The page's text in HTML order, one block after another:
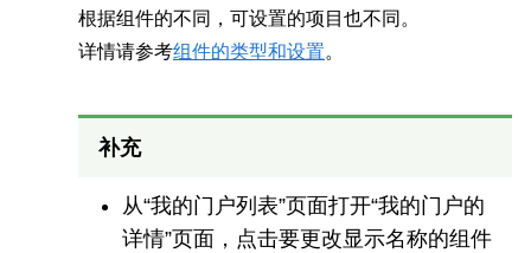
根据组件的不同，可设置的项目也不同。
详情请参考组件的类型和设置。
补充
从“我的门户列表”页面打开“我的门户的
详情”页面，点击要更改显示名称的组件